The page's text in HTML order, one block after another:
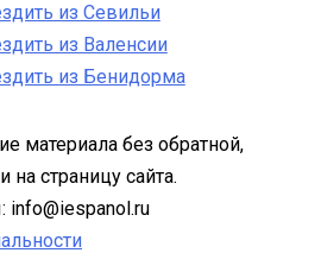
из Севильи
из Валенсии
из Бенидорма
материала без обратной,
страницу сайта.